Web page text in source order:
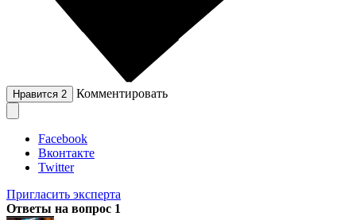
Нравится 2 Комментировать
Facebook
Вконтакте
Twitter
Пригласить эксперта
Ответы на вопрос 1